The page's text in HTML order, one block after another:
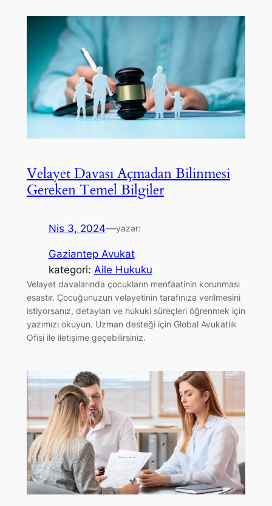
Velayet Davası Açmadan Bilinmesi
Gereken Temel Bilgiler
Nis 3, 2024—yazar:
Gaziantep Avukat
kategori: Aile Hukuku
Velayet davalarında çocukların menfaatinin korunması
esastır. Çocuğunuzun velayetinin tarafınıza verilmesini
istiyorsanız, detayları ve hukuki süreçleri öğrenmek için
yazımızı okuyun. Uzman desteği için Global Avukatlık
Ofisi ile iletişime geçebilirsiniz.